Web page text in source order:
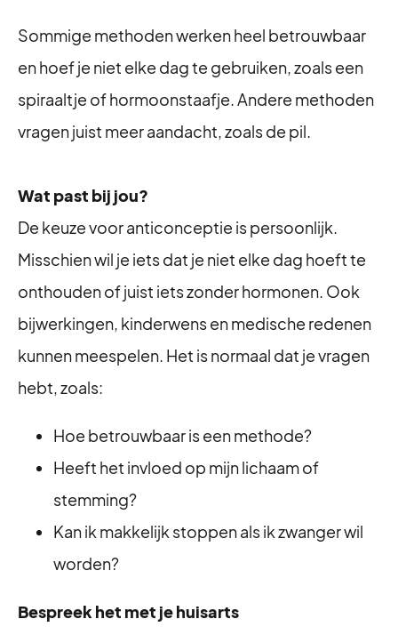
Sommige methoden werken heel betrouwbaar
en hoef je niet elke dag te gebruiken, zoals een
spiraaltje of hormoonstaafje. Andere methoden
vragen juist meer aandacht, zoals de pil.
Wat past bij jou?
De keuze voor anticonceptie is persoonlijk.
Misschien wil je iets dat je niet elke dag hoeft te
onthouden of juist iets zonder hormonen. Ook
bijwerkingen, kinderwens en medische redenen
kunnen meespelen. Het is normaal dat je vragen
hebt, zoals:
Hoe betrouwbaar is een methode?
Heeft het invloed op mijn lichaam of
stemming?
Kan ik makkelijk stoppen als ik zwanger wil
worden?
Bespreek het met je huisarts